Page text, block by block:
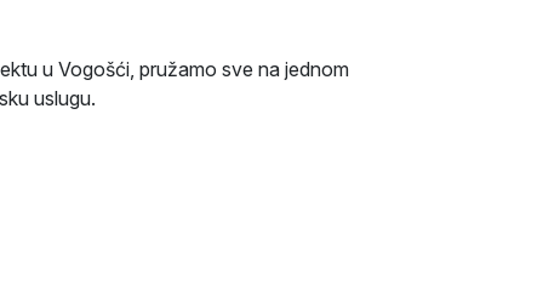
u Vogošći, pružamo sve na jednom
uslugu.